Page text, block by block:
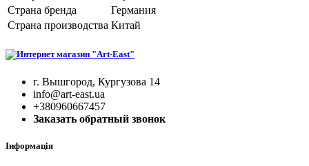
Страна бренда
Германия
Страна производства Китай
г. Вышгород, Кургузова 14
info@art-east.ua
+380960667457
Заказать обратный звонок
Інформація